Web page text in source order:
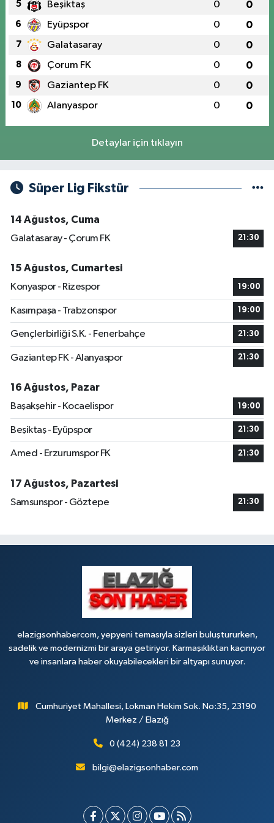
5 Beşiktaş 0 0
6 Eyüpspor 0 0
7 Galatasaray 0 0
8 Çorum FK 0 0
9 Gaziantep FK 0 0
10 Alanyaspor 0 0
Detaylar için tıklayın
Süper Lig Fikstür
14 Ağustos, Cuma
Galatasaray - Çorum FK
21:30
15 Ağustos, Cumartesi
Konyaspor - Rizespor
19:00
Kasımpaşa - Trabzonspor 19:00
Gençlerbirliği S.K. - Fenerbahçe 21:30
Gaziantep FK - Alanyaspor 21:30
16 Ağustos, Pazar
Başakşehir - Kocaelispor
19:00
Beşiktaş - Eyüpspor 21:30
Amed - Erzurumspor FK 21:30
17 Ağustos, Pazartesi
Samsunspor - Göztepe
21:30
elazigsonhabercom, yepyeni temasıyla sizleri buluştururken,
sadelik ve modernizmi bir araya getiriyor. Karmaşıklıktan kaçınıyor
ve insanlara haber okuyabilecekleri bir altyapı sunuyor.
Cumhuriyet Mahallesi, Lokman Hekim Sok. No:35, 23190
Merkez / Elazığ
0 (424) 238 81 23
bilgi@elazigsonhaber.com